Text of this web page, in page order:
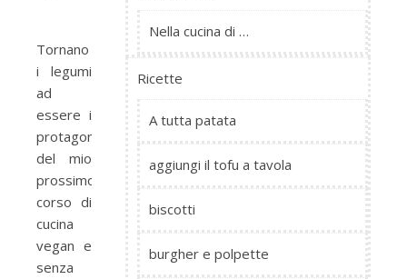
Tornano
i legumi
ad
essere i
protagonisti
del mio
prossimo
corso di
cucina
vegan e
senza
Nella cucina di …
Ricette
A tutta patata
aggiungi il tofu a tavola
biscotti
burgher e polpette